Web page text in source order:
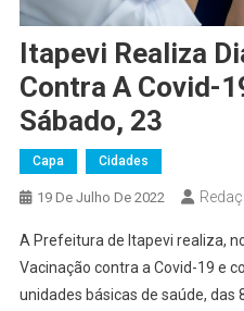
Itapevi Realiza
Contra A Covid-
Sábado, 23
Capa Cidades
19 De Julho De 2022
A Prefeitura de Itapevi realiza,
Vacinação contra a Covid-19 e
unidades básicas de saúde, das